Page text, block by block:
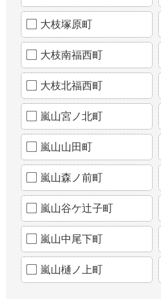
大枝塚原町
大枝南福西町
大枝北福西町
嵐山宮ノ北町
嵐山山田町
嵐山森ノ前町
嵐山谷ケ辻子町
嵐山中尾下町
嵐山樋ノ上町